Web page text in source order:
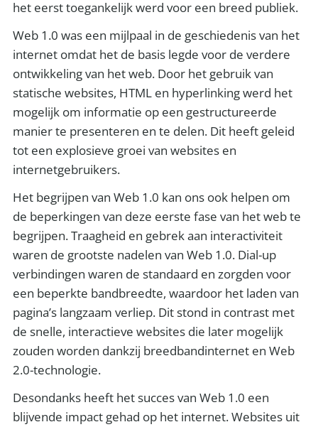
het eerst toegankelijk werd voor een breed publiek.
Web 1.0 was een mijlpaal in de geschiedenis van het
internet omdat het de basis legde voor de verdere
ontwikkeling van het web. Door het gebruik van
statische websites, HTML en hyperlinking werd het
mogelijk om informatie op een gestructureerde
manier te presenteren en te delen. Dit heeft geleid
tot een explosieve groei van websites en
internetgebruikers.
Het begrijpen van Web 1.0 kan ons ook helpen om
de beperkingen van deze eerste fase van het web te
begrijpen. Traagheid en gebrek aan interactiviteit
waren de grootste nadelen van Web 1.0. Dial-up
verbindingen waren de standaard en zorgden voor
een beperkte bandbreedte, waardoor het laden van
pagina’s langzaam verliep. Dit stond in contrast met
de snelle, interactieve websites die later mogelijk
zouden worden dankzij breedbandinternet en Web
2.0-technologie.
Desondanks heeft het succes van Web 1.0 een
blijvende impact gehad op het internet. Websites uit